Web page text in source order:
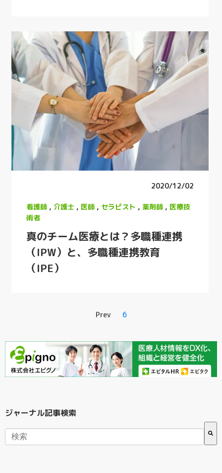
2020/12/02
看護師 , 介護士 , 医師 , セラピスト , 薬剤師 , 医療技
術者
真のチーム医療とは？多職種連携
（IPW）と、多職種連携教育
（IPE）
Prev 6
ジャーナル記事検索